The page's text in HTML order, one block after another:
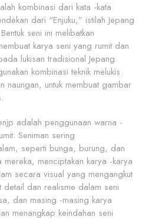
kombinasi dari kata -kata
dari “Enjuku,” istilah Jepang
seni ini melibatkan
karya seni yang rumit dan
lukisan tradisional Jepang.
kombinasi teknik melukis
naungan, untuk membuat gambar
adalah penggunaan warna -
Seniman sering
seperti bunga, burung, dan
menciptakan karya -karya
secara visual yang mengangkut
detail dan realisme dalam seni
dan masing -masing karya
menangkap keindahan seni